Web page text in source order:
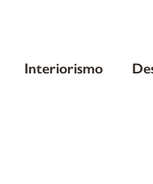
Interiorismo